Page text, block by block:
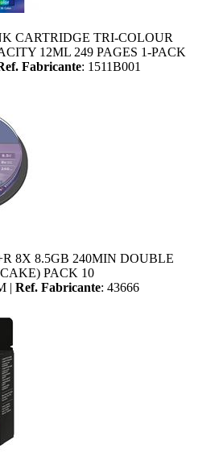
CARTRIDGE TRI-COLOUR
12ML 249 PAGES 1-PACK
Fabricante: 1511B001
8X 8.5GB 240MIN DOUBLE
PACK 10
| Ref. Fabricante: 43666